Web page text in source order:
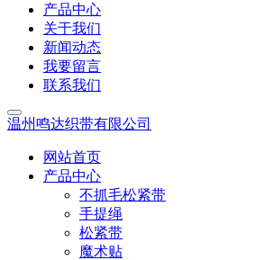
产品中心
关于我们
新闻动态
我要留言
联系我们
温州鸣达织带有限公司
网站首页
产品中心
不抓毛松紧带
手提绳
松紧带
魔术贴